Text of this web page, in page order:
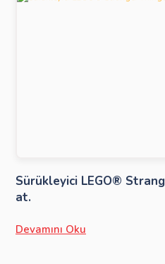
Sürükleyici LEGO®
at.
Devamını Oku